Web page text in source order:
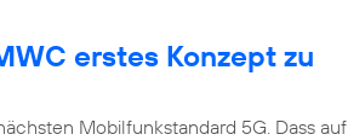
erstes Konzept zu
Mobilfunkstandard 5G. Dass auf